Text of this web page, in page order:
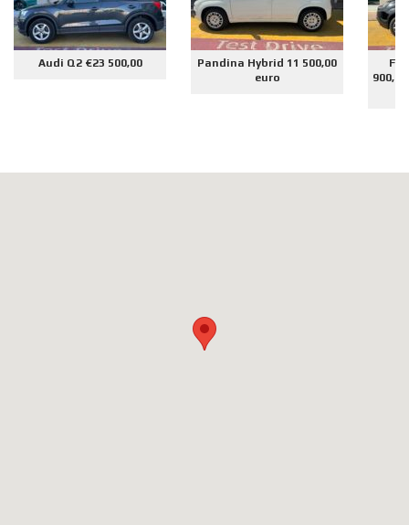
Audi Q2 €23 500,00
Pandina Hybrid 11 500,00
euro